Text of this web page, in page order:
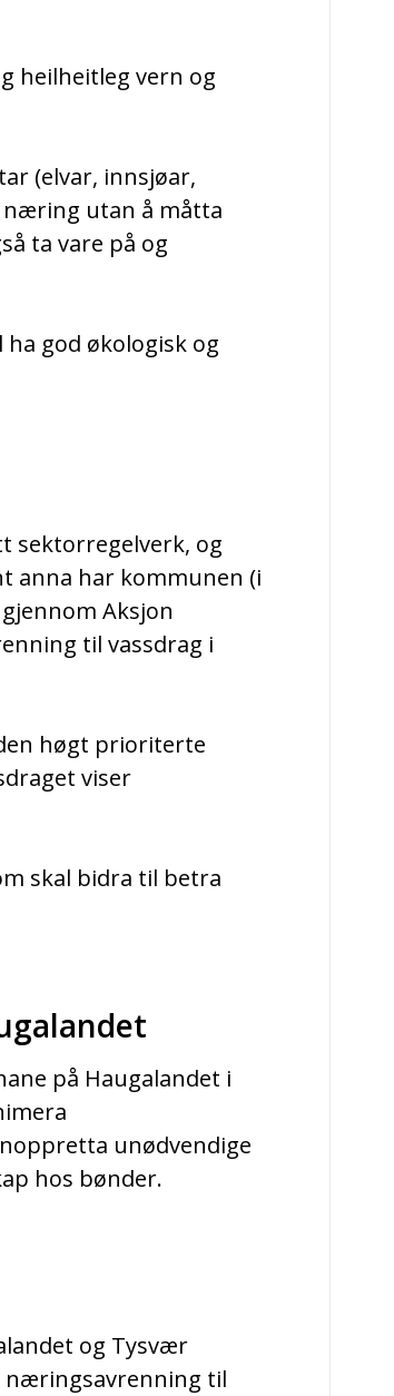
heilheitleg vern og
(elvar, innsjøar,
næring utan å måtta
ta vare på og
god økologisk og
sektorregelverk, og
anna har kommunen (i
Aksjon
til vassdrag i
høgt prioriterte
viser
skal bidra til betra
på Haugalandet i
unødvendige
hos bønder.
og Tysvær
næringsavrenning til